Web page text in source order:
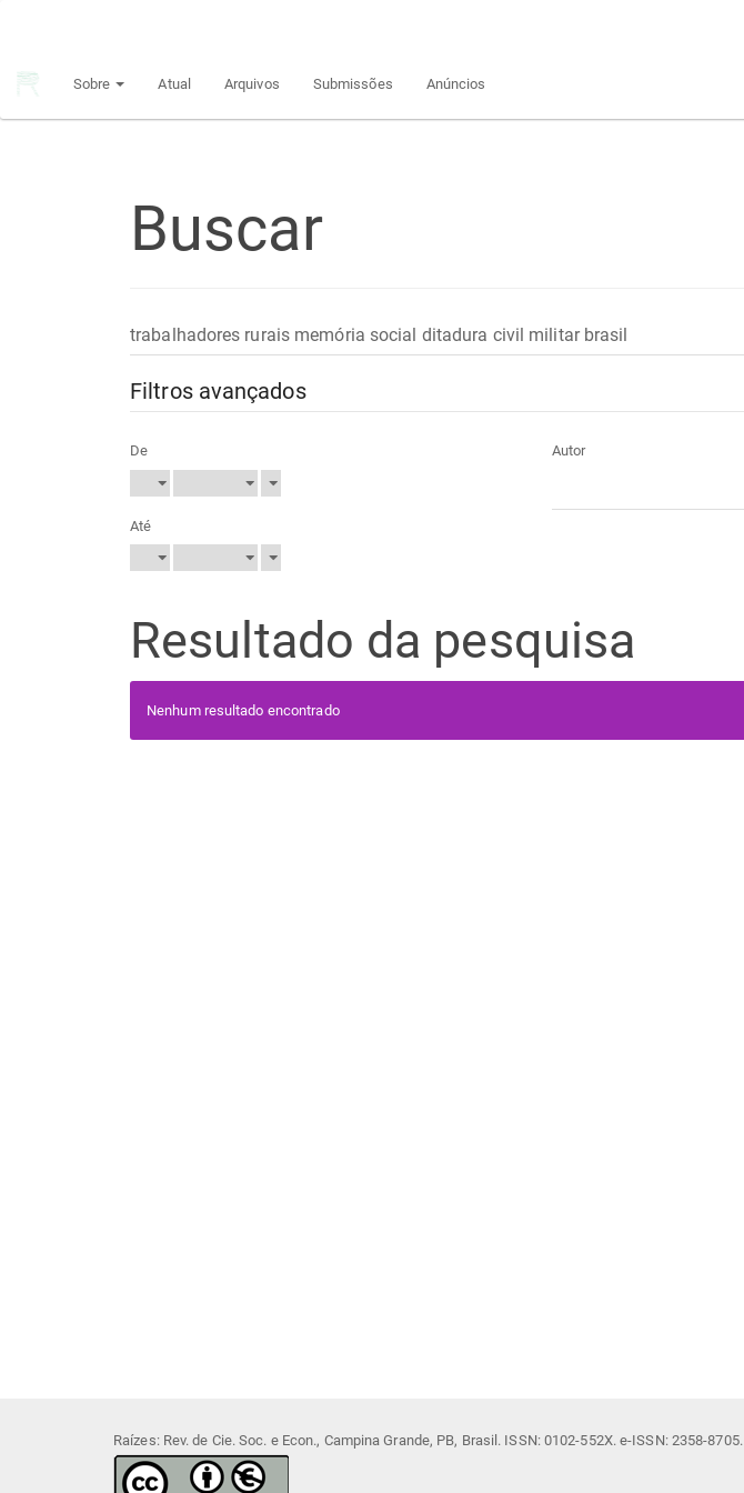
principal
Sobre Atual Arquivos Submissões Anúncios
Buscar
Pesquisar
termo
Filtros avançados
De
Até
Autor
Resultado da pesquisa
Nenhum resultado encontrado
Raízes: Rev. de Cie. Soc. e Econ., Campina Grande, PB, Brasil. ISSN: 0102-552X. e-ISSN: 2358-8705.